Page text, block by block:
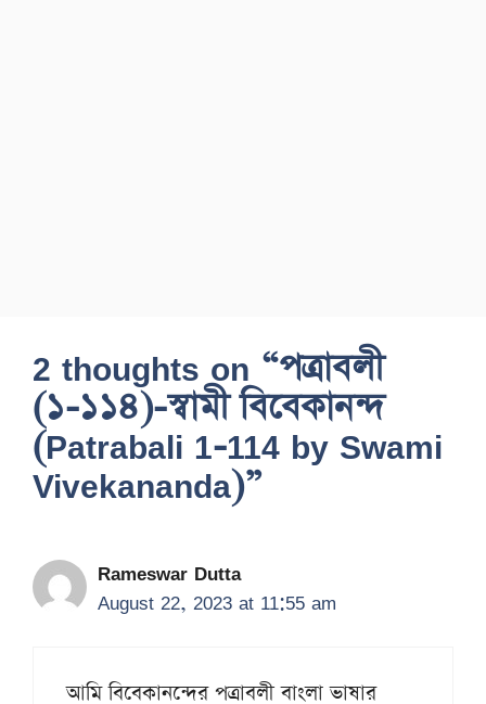
2 thoughts on “পত্রাবলী
(১-১১৪)-স্বামী বিবেকানন্দ
(Patrabali 1-114 by Swami
Vivekananda)”
Rameswar Dutta
August 22, 2023 at 11:55 am
আমি বিবেকানন্দের পত্রাবলী বাংলা ভাষার